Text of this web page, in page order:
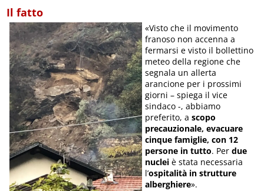
Il fatto
«Visto che il movimento
franoso non accenna a
fermarsi e visto il bollettino
meteo della regione che
segnala un allerta
arancione per i prossimi
giorni – spiega il vice
sindaco -, abbiamo
preferito, ascopo
precauzionale, evacuare
cinque famiglie, con 12
persone in tutto. Perdue
nuclei è stata necessaria
l’ospitalità in strutture
alberghiere».